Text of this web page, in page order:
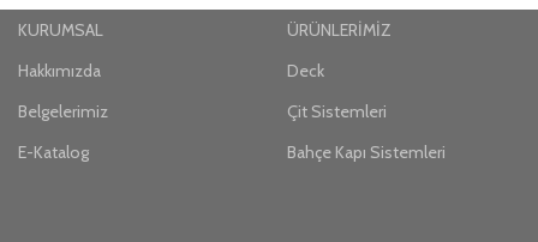
KURUMSAL
Hakkımızda
Belgelerimiz
E-Katalog
ÜRÜNLERİMİZ
Deck
Çit Sistemleri
Bahçe Kapı Sistemleri